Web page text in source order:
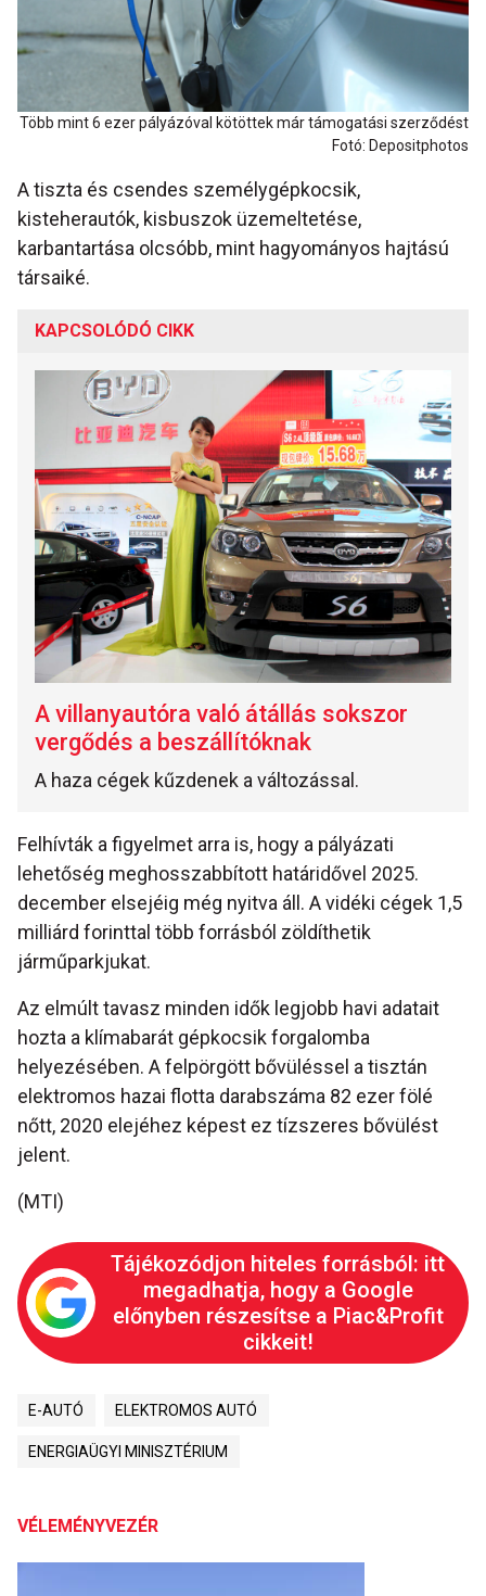
Több mint 6 ezer pályázóval kötöttek már támogatási szerződést
Fotó: Depositphotos
A tiszta és csendes személygépkocsik,
kisteherautók, kisbuszok üzemeltetése,
karbantartása olcsóbb, mint hagyományos hajtású
társaiké.
KAPCSOLÓDÓ CIKK
A villanyautóra való átállás sokszor
vergődés a beszállítóknak
A haza cégek kűzdenek a változással.
Felhívták a figyelmet arra is, hogy a pályázati
lehetőség meghosszabbított határidővel 2025.
december elsejéig még nyitva áll. A vidéki cégek 1,5
milliárd forinttal több forrásból zöldíthetik
járműparkjukat.
Az elmúlt tavasz minden idők legjobb havi adatait
hozta a klímabarát gépkocsik forgalomba
helyezésében. A felpörgött bővüléssel a tisztán
elektromos hazai flotta darabszáma 82 ezer fölé
nőtt, 2020 elejéhez képest ez tízszeres bővülést
jelent.
(MTI)
Tájékozódjon hiteles forrásból: itt
megadhatja, hogy a Google
előnyben részesítse a Piac&Profit
cikkeit!
E-AUTÓ ELEKTROMOS AUTÓ
ENERGIAÜGYI MINISZTÉRIUM
VÉLEMÉNYVEZÉR